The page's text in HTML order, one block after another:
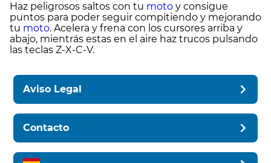
Haz peligrosos saltos con tu moto y consigue
puntos para poder seguir compitiendo y mejorando
tu moto. Acelera y frena con los cursores arriba y
abajo, mientrás estas en el aire haz trucos pulsando
las teclas Z-X-C-V.
Aviso Legal
Contacto